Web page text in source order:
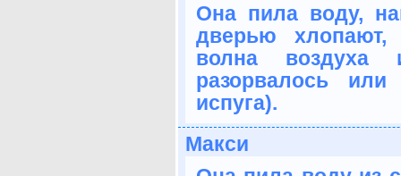
Она пила воду,
дверью хлопают,
волна воздуха
разорвалось
испуга).
Макси